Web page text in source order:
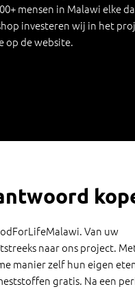
mensen in Malawi elke
investeren wij in het
op de website.
Van uw
naar ons project.
manier zelf hun eigen
gratis. Na een